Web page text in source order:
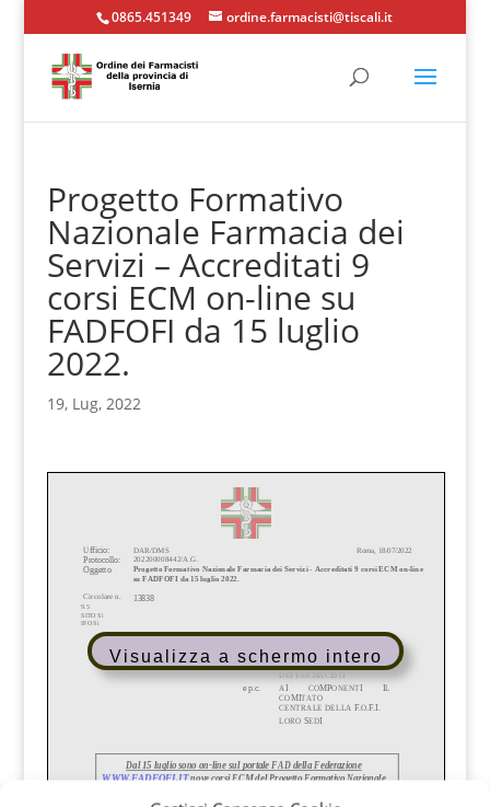
0865.451349 ordine.farmacisti@tiscali.it
Progetto Formativo
Nazionale Farmacia dei
Servizi – Accreditati 9
corsi ECM on-line su
FADFOFI da 15 luglio
2022.
19, Lug, 2022
Visualizza a schermo intero